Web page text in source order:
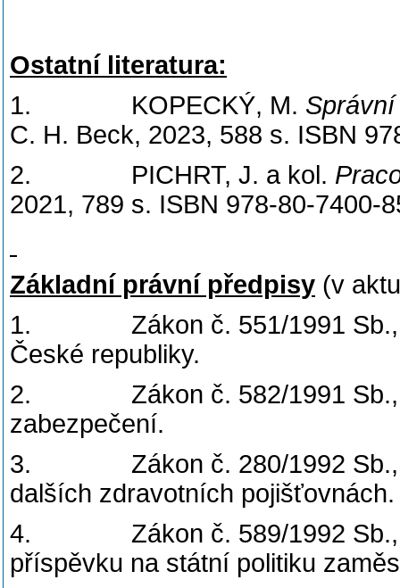
Ostatní literatura:
1. KOPECKÝ, M.
C. H. Beck, 2023, 588 s. ISBN
2. PICHRT, J. a kol.
2021, 789 s. ISBN 978-80-7400-
Základní právní předpisy (v
1. Zákon č. 551/1991 Sb., o
České republiky.
2. Zákon č. 582/1991 Sb., o
zabezpečení.
3. Zákon č. 280/1992 Sb., o
dalších zdravotních pojišťovnách.
4. Zákon č. 589/1992 Sb., o
příspěvku na státní politiku